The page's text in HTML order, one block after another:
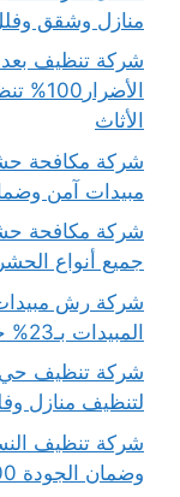
منازل وشقق وفلل
الأثاث
شركة مكافحة
مبيدات آمن
جميع أنواع
شركة رش
المبيدات بـ23% خصم وحماية منزلك من الآفات
لتنظيف منازل
شركة تنظيف
وضمان الجودة 100% اتصل بنا الان